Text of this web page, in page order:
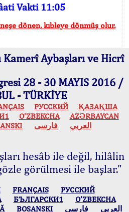
Vakti 11:05
dönen, kıbleye dönmüş olur.
Kamerî Aybaşları ve Hicrî
28 - 30 MAYIS 2016 /
- TÜRKİYE
РУССКИЙ
ҚАЗАҚША
O’ZBEKCHA
AZӘRBAYCAN
العربي فارسی
hesâb ile değil, hilâlin
görülmesi ile başlar."
FRANÇAIS
РУССКИЙ
БЪЛГАРСКИ1
O’ZBEKCHA
BOSANSKI العربي فارسی